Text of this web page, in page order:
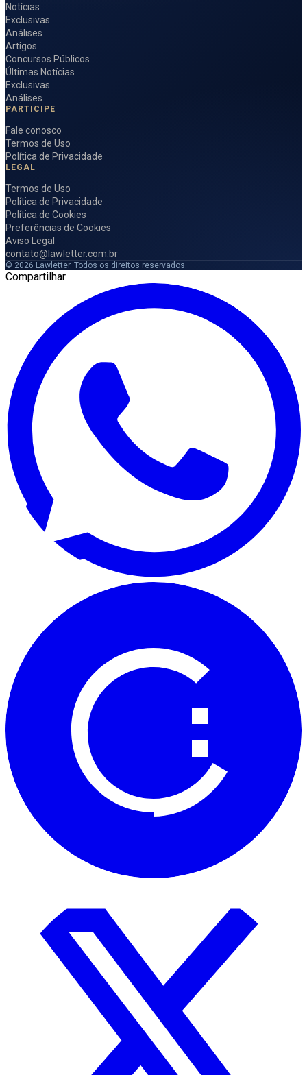
Notícias
Exclusivas
Análises
Artigos
Concursos Públicos
Últimas Notícias
Exclusivas
Análises
PARTICIPE
Fale conosco
Termos de Uso
Política de Privacidade
LEGAL
Termos de Uso
Política de Privacidade
Política de Cookies
Preferências de Cookies
Aviso Legal
contato@lawletter.com.br
© 2026 Lawletter. Todos os direitos reservados.
Compartilhar